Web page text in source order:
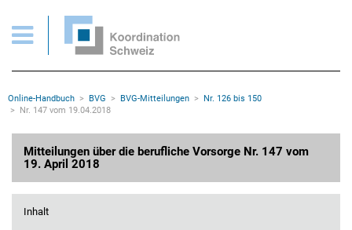
Wichtige Seiten
Home
Inhalt
Sitemap
Rootline Navigation
Online-Handbuch BVG BVG-Mitteilungen
Nr. 126 bis 150
Nr. 147 vom 19.04.2018
Mitteilungen über die berufliche Vorsorge Nr. 147 vom
19. April 2018
Inhalt